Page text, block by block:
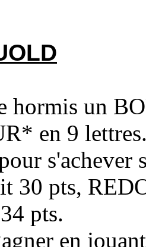
hormis un
en 9
30 pts,
pts.
en